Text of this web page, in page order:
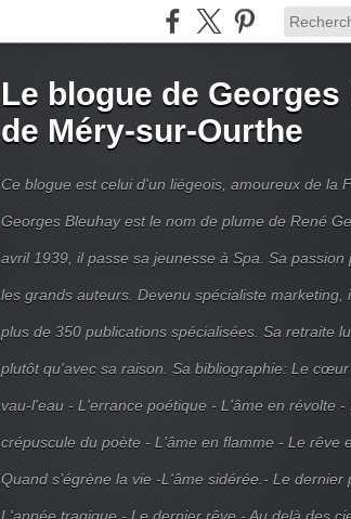
Le blogue de
de Méry-sur-Ourthe
Ce blogue est celui d'un liégeois, amoureux de la
Georges Bleuhay est le nom de plume de René
avril 1939, il passe sa jeunesse à Spa. Sa
les grands auteurs. Devenu spécialiste
plus de 350 publications spécialisées. Sa retraite
plutôt qu'avec sa raison. Sa bibliographie: Le
vau-l'eau - L'errance poétique - L'âme en révolte
crépuscule du poète - L'âme en flamme - Le rêve
Quand s’égrène la vie -L'âme sidérée.- Le